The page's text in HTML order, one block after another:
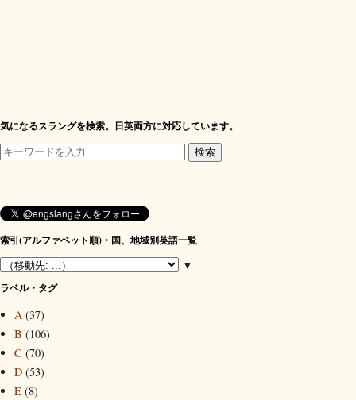
気になるスラングを検索。日英両方に対応しています。
索引(アルファベット順)・国、地域別英語一覧
▼
ラベル・タグ
A (37)
B (106)
C (70)
D (53)
E (8)